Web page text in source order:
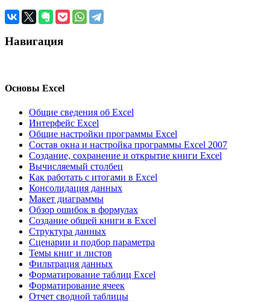
Навигация
Основы Excel
Общие сведения об Excel
Интерфейс Excel
Общие настройки программы Excel
Состав окна и настройка программы Excel 2007
Создание, сохранение и открытие книги Excel
Вычисляемый столбец
Как работать с итогами в Excel
Консолидация данных
Макет диаграммы
Обзор ошибок в формулах
Создание общей книги в Excel
Структура данных
Сценарии и подбор параметра
Темы книг и листов
Фильтрация данных
Форматирование таблиц Excel
Форматирование ячеек
Отчет сводной таблицы